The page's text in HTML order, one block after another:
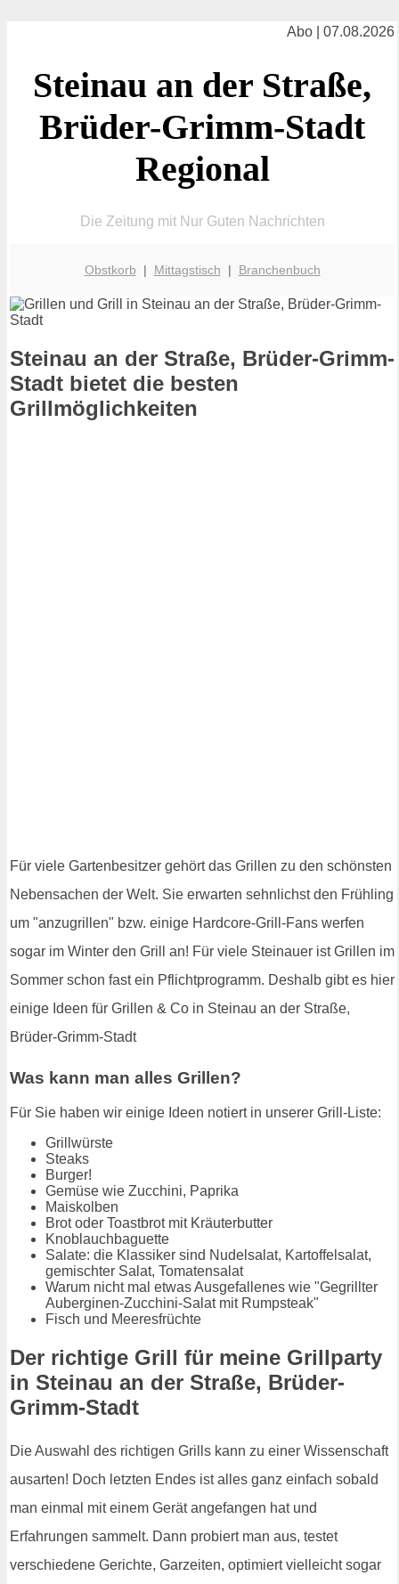
Abo | 07.08.2026
Steinau an der Straße,
Brüder-Grimm-Stadt
Regional
Die Zeitung mit Nur Guten Nachrichten
Obstkorb | Mittagstisch | Branchenbuch
Steinau an der Straße, Brüder-Grimm-
Stadt bietet die besten
Grillmöglichkeiten
Für viele Gartenbesitzer gehört das Grillen zu den schönsten
Nebensachen der Welt. Sie erwarten sehnlichst den Frühling
um "anzugrillen" bzw. einige Hardcore-Grill-Fans werfen
sogar im Winter den Grill an! Für viele Steinauer ist Grillen im
Sommer schon fast ein Pflichtprogramm. Deshalb gibt es hier
einige Ideen für Grillen & Co in Steinau an der Straße,
Brüder-Grimm-Stadt
Was kann man alles Grillen?
Für Sie haben wir einige Ideen notiert in unserer Grill-Liste:
Grillwürste
Steaks
Burger!
Gemüse wie Zucchini, Paprika
Maiskolben
Brot oder Toastbrot mit Kräuterbutter
Knoblauchbaguette
Salate: die Klassiker sind Nudelsalat, Kartoffelsalat,
gemischter Salat, Tomatensalat
Warum nicht mal etwas Ausgefallenes wie "Gegrillter
Auberginen-Zucchini-Salat mit Rumpsteak"
Fisch und Meeresfrüchte
Der richtige Grill für meine Grillparty
in Steinau an der Straße, Brüder-
Grimm-Stadt
Die Auswahl des richtigen Grills kann zu einer Wissenschaft
ausarten! Doch letzten Endes ist alles ganz einfach sobald
man einmal mit einem Gerät angefangen hat und
Erfahrungen sammelt. Dann probiert man aus, testet
verschiedene Gerichte, Garzeiten, optimiert vielleicht sogar